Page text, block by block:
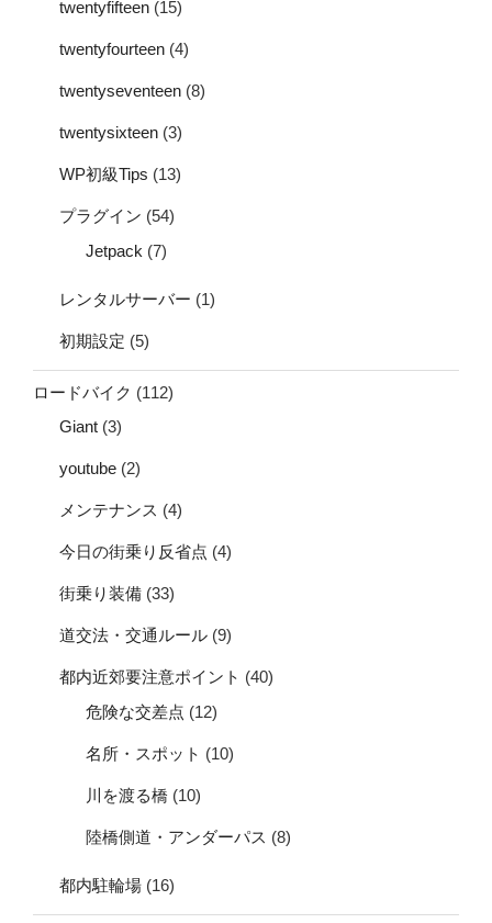
twentyfifteen (15)
twentyfourteen (4)
twentyseventeen (8)
twentysixteen (3)
WP初級Tips (13)
プラグイン (54)
Jetpack (7)
レンタルサーバー (1)
初期設定 (5)
ロードバイク (112)
Giant (3)
youtube (2)
メンテナンス (4)
今日の街乗り反省点 (4)
街乗り装備 (33)
道交法・交通ルール (9)
都内近郊要注意ポイント (40)
危険な交差点 (12)
名所・スポット (10)
川を渡る橋 (10)
陸橋側道・アンダーパス (8)
都内駐輪場 (16)